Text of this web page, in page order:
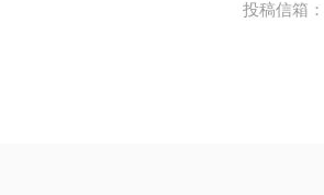
投稿信箱：